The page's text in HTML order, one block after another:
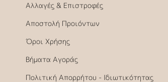
Αλλαγές & Επιστροφές
Αποστολή Προιόντων
Όροι Χρήσης
Βήματα Αγοράς
Πολιτική Απορρήτου - Ιδιωτικότητας